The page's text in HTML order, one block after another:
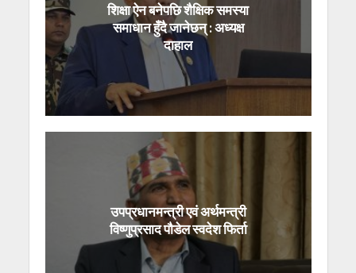
शिक्षा ऐन बनेपछि शैक्षिक समस्या
समाधान हुँदै जानेछन् : अध्यक्ष
दाहाल
उपप्रधानमन्त्री एवं अर्थमन्त्री
विष्णुप्रसाद पौडेल स्वदेश फिर्ता